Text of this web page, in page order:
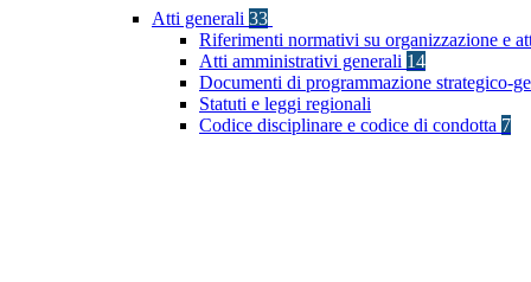
Atti generali 33
Riferimenti normativi su organizzazione e
Atti amministrativi generali 14
Documenti di programmazione strategico-
Statuti e leggi regionali
Codice disciplinare e codice di condotta 7